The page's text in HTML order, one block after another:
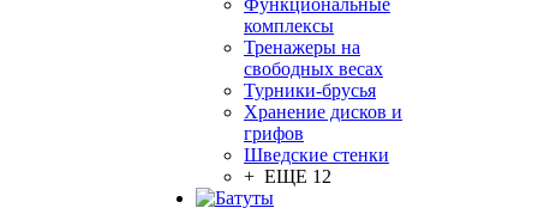
Функциональные
комплексы
Тренажеры на
свободных весах
Турники-брусья
Хранение дисков и
грифов
Шведские стенки
+ ЕЩЕ 12